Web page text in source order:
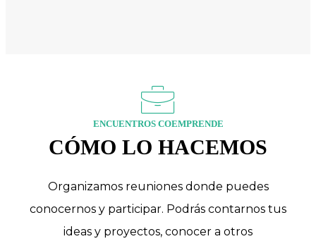
ENCUENTROS COEMPRENDE
CÓMO LO HACEMOS
Organizamos reuniones donde puedes
conocernos y participar. Podrás contarnos tus
ideas y proyectos, conocer a otros